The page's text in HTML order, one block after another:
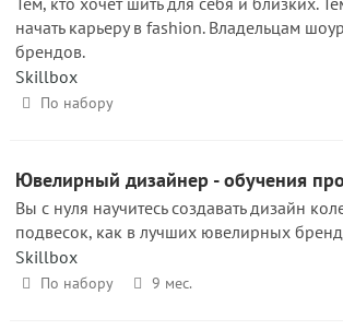
начать карьеру в fashion. Владельцам
брендов.
Skillbox
По набору
Ювелирный дизайнер - обучения
Вы с нуля научитесь создавать дизайн
подвесок, как в лучших ювелирных
Skillbox
По набору 9 мес.